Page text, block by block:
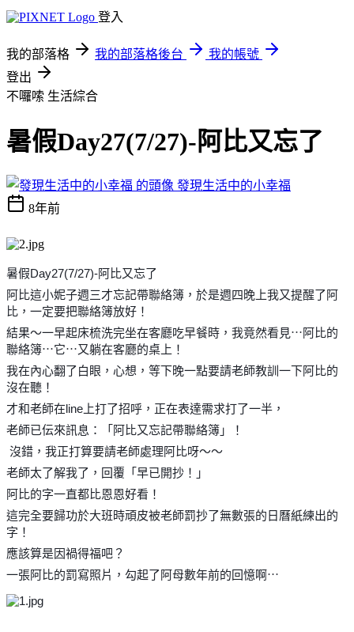
登入
我的部落格 我的部落格後台
我的帳號
登出
不囉嗦 生活綜合
暑假Day27(7/27)-阿比又忘了
發現生活中的小幸福
8年前
暑假Day27(7/27)-阿比又忘了
阿比這小妮子週三才忘記帶聯絡簿，於是週四晚上我又提醒了阿
比，一定要把聯絡簿放好！
結果～一早起床梳洗完坐在客廳吃早餐時，我竟然看見⋯阿比的
聯絡簿⋯它⋯又躺在客廳的桌上！
我在內心翻了白眼，心想，等下晚一點要請老師教訓一下阿比的
沒在聽！
才和老師在line上打了招呼，正在表達需求打了一半，
老師已伝來訊息：「阿比又忘記帶聯絡簿」！
沒錯，我正打算要請老師處理阿比呀～～
老師太了解我了，回覆「早已開抄！」
阿比的字一直都比恩恩好看！
這完全要歸功於大班時頑皮被老師罰抄了無數張的日曆紙練出的
字！
應該算是因禍得福吧？
一張阿比的罰寫照片，勾起了阿母數年前的回憶啊⋯